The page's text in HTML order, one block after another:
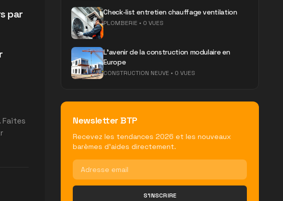
par
Check-list entretien chauffage ventilation
PLOMBERIE • 0 VUES
L'avenir de la construction modulaire en
Europe
CONSTRUCTION NEUVE • 0 VUES
Newsletter BTP
Recevez les tendances 2026 et les nouveaux
barèmes d'aides directement.
S'INSCRIRE